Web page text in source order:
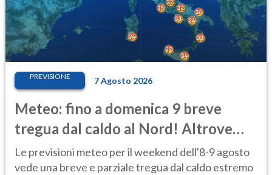
PREVISIONE 7 Agosto 2026
Meteo: fino a domenica 9 breve
tregua dal caldo al Nord! Altrove
calura e afa
Le previsioni meteo per il weekend dell'8-9 agosto
vede una breve e parziale tregua dal caldo estremo